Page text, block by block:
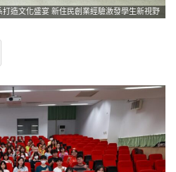
打造文化盛宴 新住民創業經驗激發學生新視野